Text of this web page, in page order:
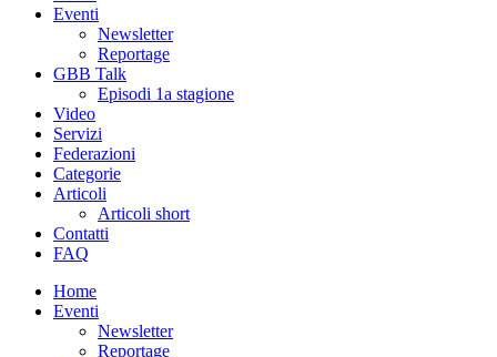
Eventi
Newsletter
Reportage
GBB Talk
Episodi 1a stagione
Video
Servizi
Federazioni
Categorie
Articoli
Articoli short
Contatti
FAQ
Home
Eventi
Newsletter
Reportage